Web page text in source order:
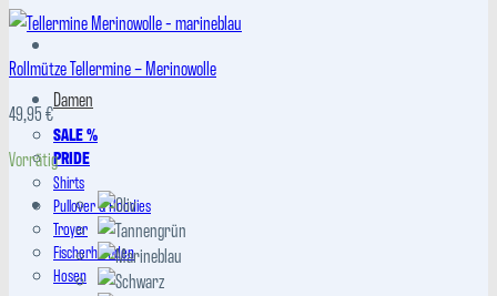
Damen
SALE %
PRIDE
Shirts
Pullover & Hoodies
Troyer
Fischerhemden
Hosen
Rollmütze Tellermine – Merinowolle
49,95€
Vorrätig